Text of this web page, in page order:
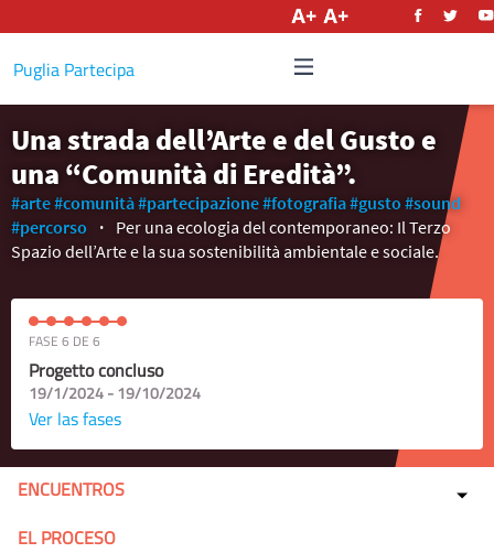
Puglia Partecipa
Una strada dell’Arte e del Gusto e
una “Comunità di Eredità”.
#arte#comunità#partecipazione#fotografia#gusto #sound
#percorso
Per una ecologia del contemporaneo: Il Terzo
Spazio dell’Arte e la sua sostenibilità ambientale e sociale.
FASE 6 DE 6
Progetto concluso
19/1/2024 - 19/10/2024
Ver las fases
ENCUENTROS
EL PROCESO